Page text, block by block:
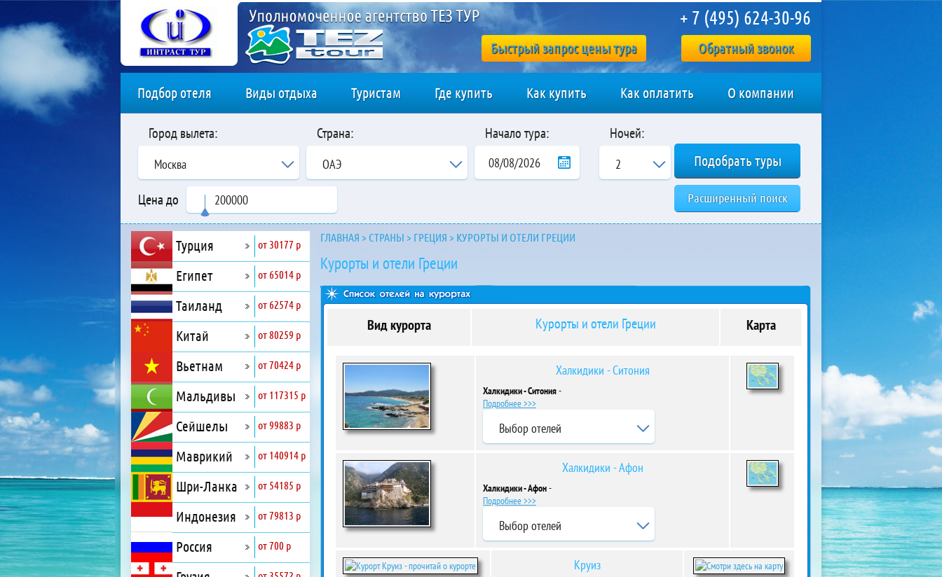
Быстрый запрос цены тура Обратный звонок
+ 7 (495) 624-30-96
Подбор отеля Виды отдыха Туристам Где купить Как купить Как оплатить О компании
Город вылета:
Москва
Страна:
ОАЭ
Начало тура: Ночей:
2
Цена до Расширенный поиск
Турция от 30177 р
Египет от 65014 р
Таиланд от 62574 р
Китай от 80259 р
Вьетнам от 70424 р
Мальдивы от 117315 р
Сейшелы от 99883 р
Маврикий от 140914 р
Шри-Ланка от 54185 р
Индонезия от 79813 р
Россия от 700 р
ГЛАВНАЯ > СТРАНЫ > ГРЕЦИЯ > КУРОРТЫ И ОТЕЛИ ГРЕЦИИ
Курорты и отели Греции
Вид курорта Курорты и отели Греции Карта
Халкидики - Ситония
Халкидики - Ситония-
Подробнее >>>
Выбор отелей
Халкидики - Афон
Халкидики - Афон-
Подробнее >>>
Выбор отелей
Круиз